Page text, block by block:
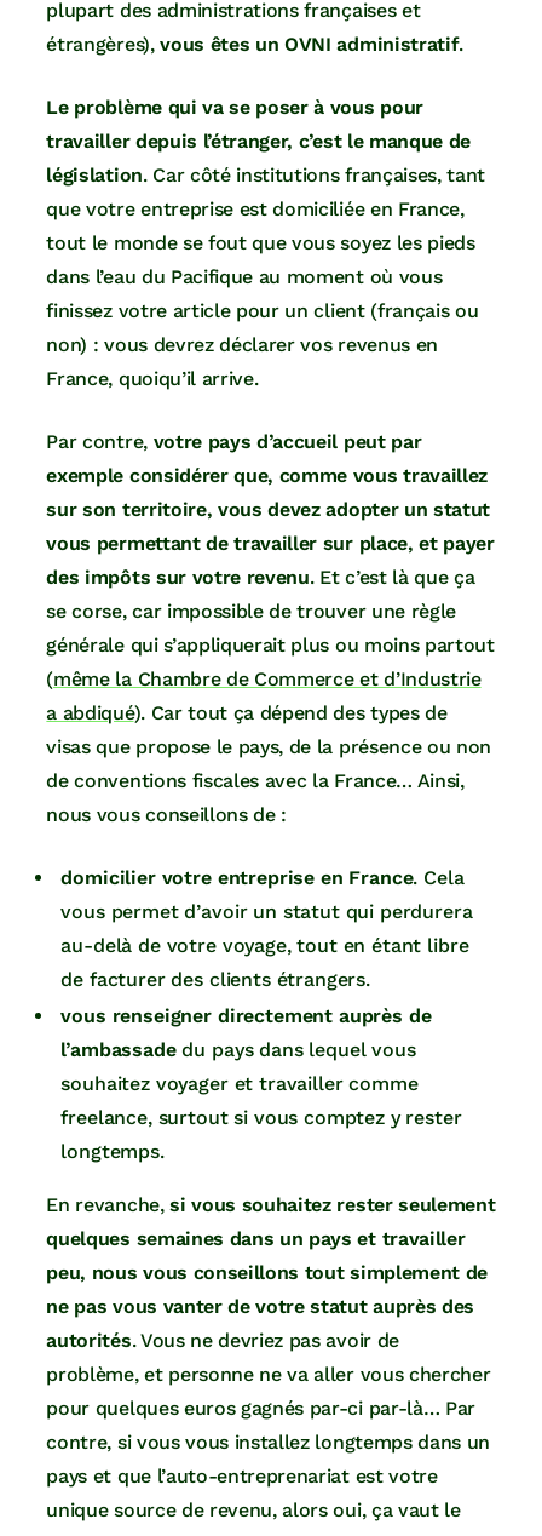
plupart des administrations françaises et
étrangères),vous êtes un OVNI administratif.
Le problème qui va se poser à vous pour
travailler depuis l’étranger, c’est le manque de
législation. Car côté institutions françaises, tant
que votre entreprise est domiciliée en France,
tout le monde se fout que vous soyez les pieds
dans l’eau du Pacifique au moment où vous
finissez votre article pour un client (français ou
non) : vous devrez déclarer vos revenus en
France, quoiqu’il arrive.
Par contre,votre pays d’accueil peut par
exemple considérer que, comme vous travaillez
sur son territoire, vous devez adopter un statut
vous permettant de travailler sur place, et payer
des impôts sur votre revenu. Et c’est là que ça
se corse, car impossible de trouver une règle
générale qui s’appliquerait plus ou moins partout
(même la Chambre de Commerce et d’Industrie
a abdiqué). Car tout ça dépend des types de
visas que propose le pays, de la présence ou non
de conventions fiscales avec la France… Ainsi,
nous vous conseillons de :
domicilier votre entreprise en France. Cela
vous permet d’avoir un statut qui perdurera
au-delà de votre voyage, tout en étant libre
de facturer des clients étrangers.
vous renseigner directement auprès de
l’ambassadedu pays dans lequel vous
souhaitez voyager et travailler comme
freelance, surtout si vous comptez y rester
longtemps.
En revanche,si vous souhaitez rester seulement
quelques semaines dans un pays et travailler
peu, nous vous conseillons tout simplement de
ne pas vous vanter de votre statut auprès des
autorités. Vous ne devriez pas avoir de
problème, et personne ne va aller vous chercher
pour quelques euros gagnés par-ci par-là… Par
contre, si vous vous installez longtemps dans un
pays et que l’auto-entreprenariat est votre
unique source de revenu, alors oui, ça vaut le